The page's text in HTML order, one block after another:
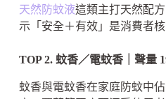
天然防蚊液這類主打天然配
示「安全＋有效」是消費者核
TOP 2. 蚊香／電蚊香｜聲量
蚊香與電蚊香在家庭防蚊中